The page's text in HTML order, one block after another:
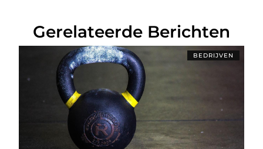
Gerelateerde Berichten
BEDRIJVEN